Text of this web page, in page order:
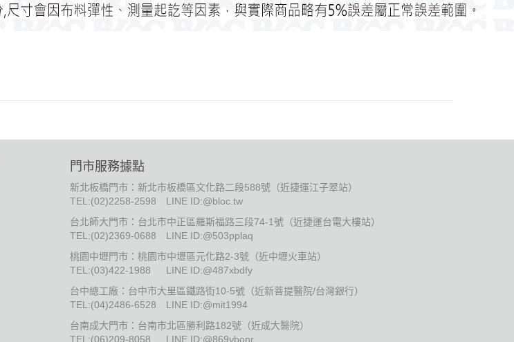
門市服務據點
新北板橋門市：新北市板橋區文化路二段588號（近捷運江子翠站）
TEL:(02)2258-2598
LINE ID:@bloc.tw
台北師大門市：台北市中正區羅斯福路三段74-1號（近捷運台電大樓站）
TEL:(02)2369-0688
LINE ID:@503pplaq
桃園中壢門市：桃園市中壢區元化路2-3號（近中壢火車站）
TEL:(03)422-1988
LINE ID:@487xbdfy
台中總工廠：台中市大里區鐵路街10-5號（近新菩提醫院/台灣銀行）
TEL:(04)2486-6528
LINE ID:@mit1994
台南成大門市：台南市北區勝利路182號（近成大醫院）
TEL:(06)209-8058 LINE ID:@869ybonr